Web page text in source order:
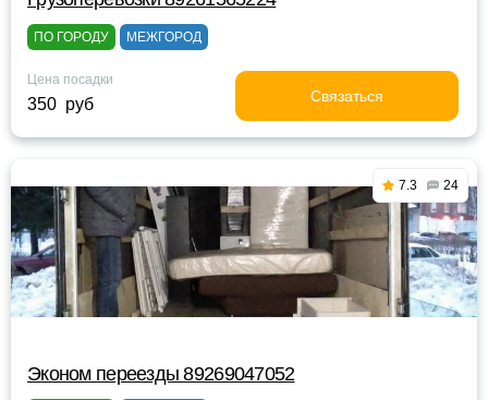
ПО ГОРОДУ МЕЖГОРОД
Цена посадки
350 руб Связаться
7.3 24
Эконом переезды 89269047052